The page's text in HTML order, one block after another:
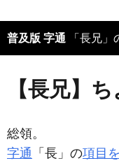
普及版 字通 「長兄
【長兄】
総領。
字通 「長」の項目